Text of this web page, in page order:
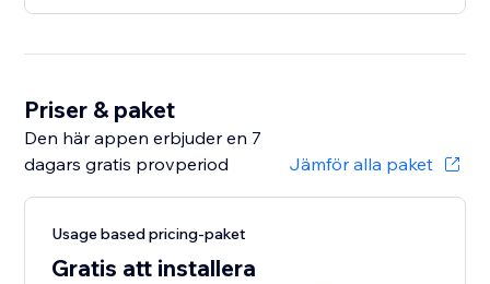
Priser & paket
Den här appen erbjuder en 7
dagars gratis provperiod
Jämför alla paket
Usage based pricing-paket
Gratis att installera